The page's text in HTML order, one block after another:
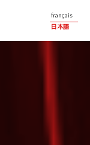
français
日本語